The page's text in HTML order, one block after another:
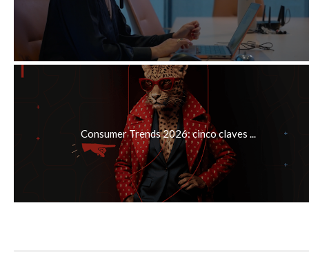
Consumer Trends 2026: cinco claves ...